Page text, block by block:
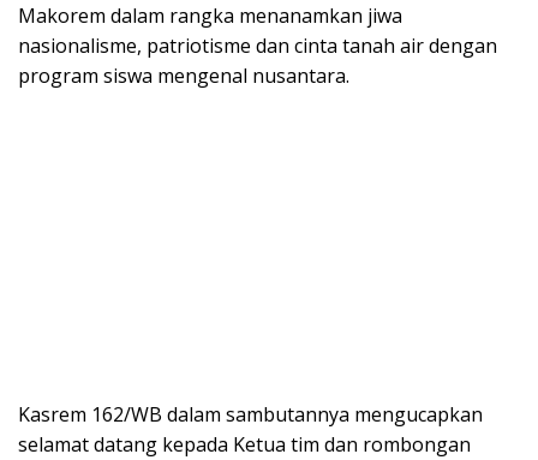
Makorem dalam rangka menanamkan jiwa
nasionalisme, patriotisme dan cinta tanah air dengan
program siswa mengenal nusantara.
Kasrem 162/WB dalam sambutannya mengucapkan
selamat datang kepada Ketua tim dan rombongan